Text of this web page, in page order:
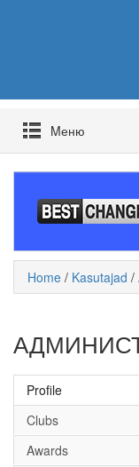
Mеню
Home / Kasutajad /
Profile
Clubs
Awards